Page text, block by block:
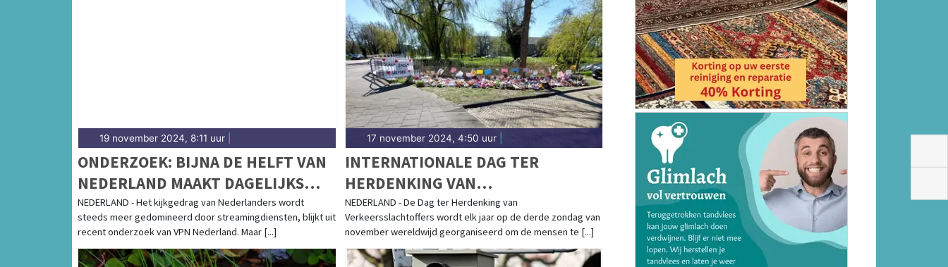
19 november 2024, 8:11 uur
ONDERZOEK: BIJNA DE HELFT VAN
NEDERLAND MAAKT DAGELIJKS
GEBRUIK VAN
STREAMINGDIENSTEN
NEDERLAND - Het kijkgedrag van Nederlanders wordt
steeds meer gedomineerd door streamingdiensten, blijkt uit
recent onderzoek van VPN Nederland. Maar [...]
17 november 2024, 4:50 uur|
INTERNATIONALE DAG TER
HERDENKING VAN
VERKEERSSLACHTOFFERS
NEDERLAND - De Dag ter Herdenking van
Verkeersslachtoffers wordt elk jaar op de derde zondag van
november wereldwijd georganiseerd om de mensen te [...]